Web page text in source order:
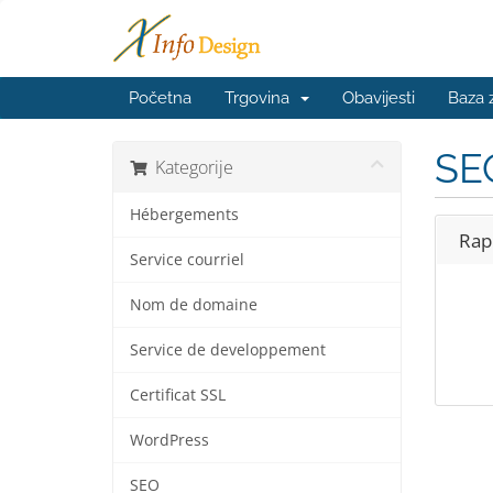
Početna Trgovina Obavijesti Baza
Kategorije
Hébergements
Service courriel
Nom de domaine
Service de developpement
Certificat SSL
WordPress
SEO